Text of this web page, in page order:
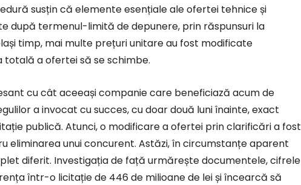
susțin că elemente esențiale ale ofertei tehnice și
după termenul-limită de depunere, prin răspunsuri la
timp, mai multe prețuri unitare au fost modificate
a ofertei să se schimbe.
cu cât aceeași companie care beneficiază acum de
a invocat cu succes, cu doar două luni înainte, exact
publică. Atunci, o modificare a ofertei prin clarificări a fost
eliminarea unui concurent. Astăzi, în circumstanțe aparent
diferit. Investigația de față urmărește documentele, cifrele
într-o licitație de 446 de milioane de lei și încearcă să